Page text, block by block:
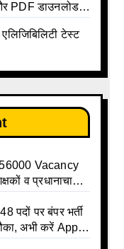
PDF डाउनलोड
Holidays List |
टेस्ट
Vacancy
व प्रधानाचार्यों
पर बंपर भर्ती
अभी करें Apply